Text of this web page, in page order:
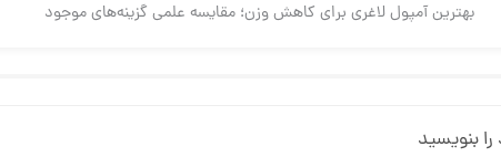
بهترین آمپول لاغری برای کاهش وزن؛ مقایسه علمی گزینه‌های موجود
بنویسید